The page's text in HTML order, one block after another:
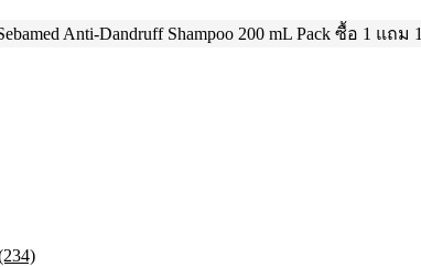
Anti-Dandruff Shampoo 200 mL Pack ซื้อ 1 แถม 1